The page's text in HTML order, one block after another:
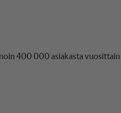
400 000 asiakasta vuosittain